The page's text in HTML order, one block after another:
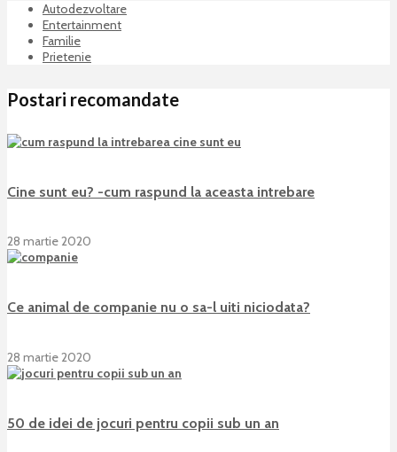
Autodezvoltare
Entertainment
Familie
Prietenie
Postari recomandate
Cine sunt eu? -cum raspund la aceasta intrebare
28 martie 2020
Ce animal de companie nu o sa-l uiti niciodata?
28 martie 2020
50 de idei de jocuri pentru copii sub un an